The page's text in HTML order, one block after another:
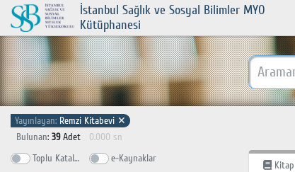
İstanbul Sağlık ve Sosyal Bilimler MYO
Kütüphanesi
Yayınlayan: Remzi Kitabevi ✕
Bulunan: 39Adet 0.000 sn
Toplu Katalog
e-Kaynaklar